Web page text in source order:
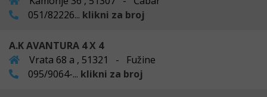
051/82226... klikni za broj
A.K AVANTURA 4 X 4
Vrata 68 a , 51321 - Fužine
095/9064-... klikni za broj